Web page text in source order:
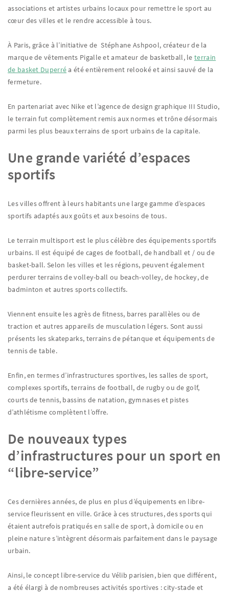
associations et artistes urbains locaux pour remettre le sport au
cœur des villes et le rendre accessible à tous.
À Paris, grâce à l’initiative de Stéphane Ashpool, créateur de la
marque de vêtements Pigalle et amateur de basketball, leterrain
de basket Duperréa été entièrement relooké et ainsi sauvé de la
fermeture.
En partenariat avec Nike et l’agence de design graphique III Studio,
le terrain fut complètement remis aux normes et trône désormais
parmi les plus beaux terrains de sport urbains de la capitale.
Une grande variété d’espaces
sportifs
Les villes offrent à leurs habitants une large gamme d’espaces
sportifs adaptés aux goûts et aux besoins de tous.
Le terrain multisport est le plus célèbre des équipements sportifs
urbains. Il est équipé de cages de football, de handball et / ou de
basket-ball. Selon les villes et les régions, peuvent également
perdurer terrains de volley-ball ou beach-volley, de hockey, de
badminton et autres sports collectifs.
Viennent ensuite les agrès de fitness, barres parallèles ou de
traction et autres appareils de musculation légers. Sont aussi
présents les skateparks, terrains de pétanque et équipements de
tennis de table.
Enfin, en termes d’infrastructures sportives, les salles de sport,
complexes sportifs, terrains de football, de rugby ou de golf,
courts de tennis, bassins de natation, gymnases et pistes
d’athlétisme complètent l’offre.
De nouveaux types
d’infrastructures pour un sport en
“libre-service”
Ces dernières années, de plus en plus d’équipements en libre-
service fleurissent en ville. Grâce à ces structures, des sports qui
étaient autrefois pratiqués en salle de sport, à domicile ou en
pleine nature s’intègrent désormais parfaitement dans le paysage
urbain.
Ainsi, le concept libre-service du Vélib parisien, bien que différent,
a été élargi à de nombreuses activités sportives : city-stade et